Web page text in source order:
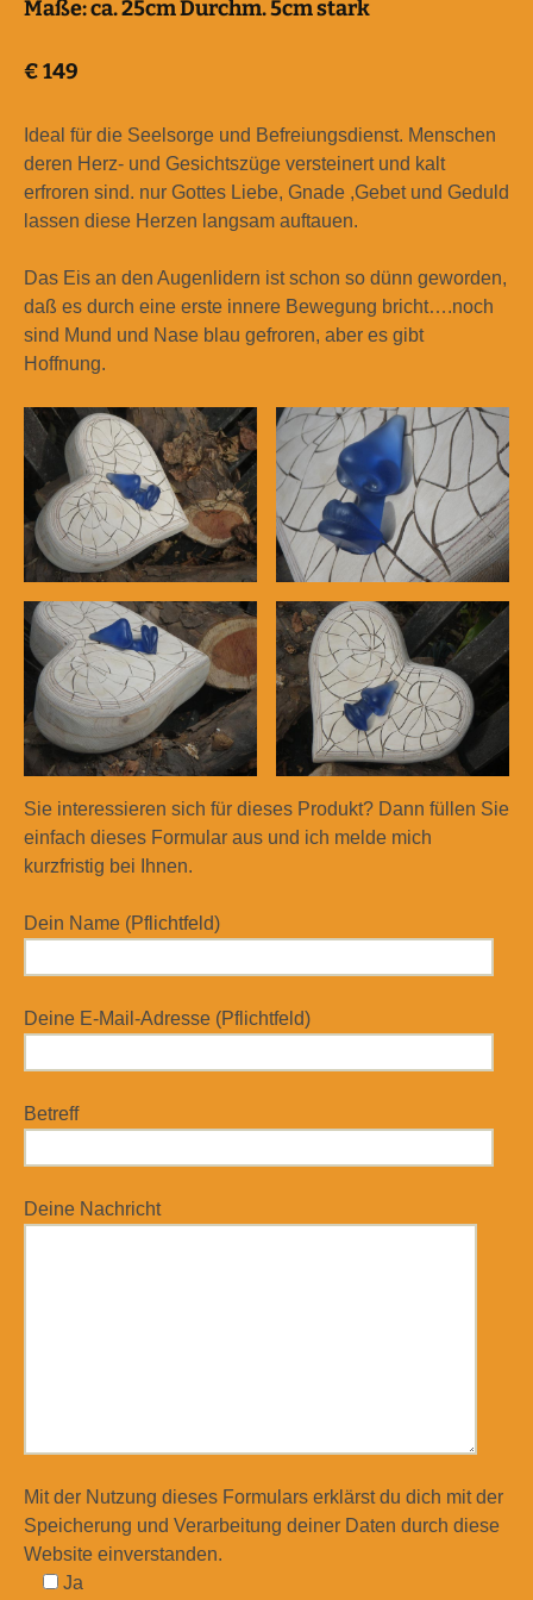
Maße:ca. 25cm Durchm. 5cm stark
€149
Ideal für die Seelsorge und Befreiungsdienst. Menschen
deren Herz- und Gesichtszüge versteinert und kalt
erfroren sind. nur Gottes Liebe, Gnade ,Gebet und Geduld
lassen diese Herzen langsam auftauen.
Das Eis an den Augenlidern ist schon so dünn geworden,
daß es durch eine erste innere Bewegung bricht….noch
sind Mund und Nase blau gefroren, aber es gibt
Hoffnung.
Sie interessieren sich für dieses Produkt? Dann füllen Sie
einfach dieses Formular aus und ich melde mich
kurzfristig bei Ihnen.
Dein Name (Pflichtfeld)
Deine E-Mail-Adresse (Pflichtfeld)
Betreff
Deine Nachricht
Mit der Nutzung dieses Formulars erklärst du dich mit der
Speicherung und Verarbeitung deiner Daten durch diese
Website einverstanden.
Ja